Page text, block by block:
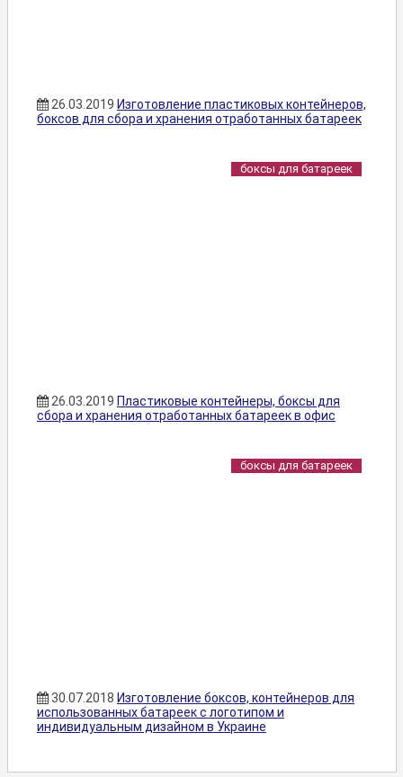
26.03.2019 Изготовление пластиковых контейнеров,
боксов для сбора и хранения отработанных батареек
боксы для батареек
26.03.2019 Пластиковые контейнеры, боксы для
сбора и хранения отработанных батареек в офис
боксы для батареек
30.07.2018 Изготовление боксов, контейнеров для
использованных батареек с логотипом и
индивидуальным дизайном в Украине